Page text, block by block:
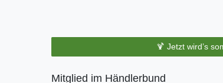
🍹 Jetzt wird’s
Mitglied im Händlerbund